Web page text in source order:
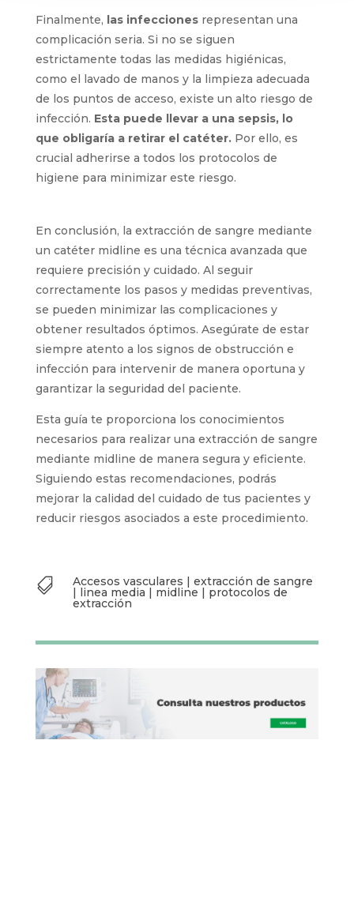
bloqueando el flujo de sangre. En estos casos,
es necesario r
ecurrir a una venopunción para
obtener la muestra de sangre.
Finalmente,las infeccionesrepresentan una
complicación seria. Si no se siguen
estrictamente todas las medidas higiénicas,
como el lavado de manos y la limpieza
adecuada de los puntos de acceso, existe un
alto riesgo de infección.Esta puede llevar a
los protocolos de higiene para minimizar este
En conclusión, la extracción de sangre
mediante un catéter midline es una técnica
avanzada que requiere precisión y cuidado. Al
seguir correctamente los pasos y medidas
preventivas, se pueden minimizar las
complicaciones y obtener resultados óptimos.
Asegúrate de estar siempre atento a los signos
de obstrucción e infección para intervenir de
manera oportuna y garantizar la seguridad del
paciente.
Esta guía te proporciona los conocimientos
eficiente. Siguiendo estas recomendaciones,
podrás mejorar la calidad del cuidado de tus
procedimiento.
 Accesos vasculares|extracción de
sangre
protocolos de extracción